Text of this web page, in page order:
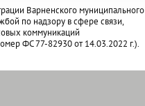
Варненского муниципального
по надзору в сфере связи,
коммуникаций
ФС 77-82930 от 14.03.2022 г.).